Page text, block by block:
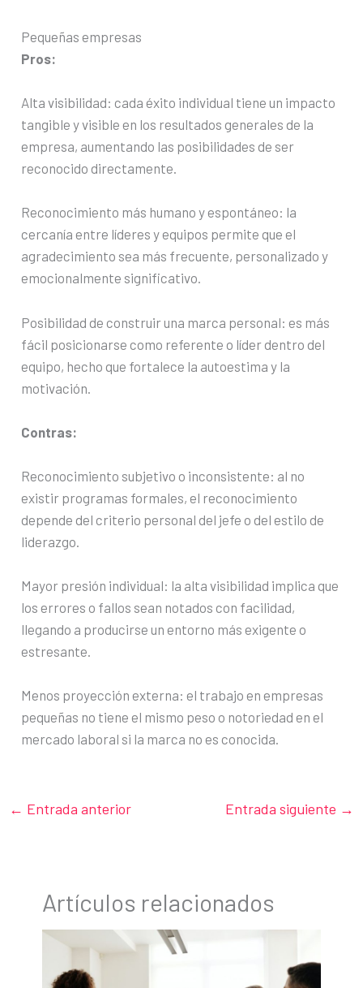
Pequeñas empresas
Pros:
Alta visibilidad: cada éxito individual tiene un impacto
tangible y visible en los resultados generales de la
empresa, aumentando las posibilidades de ser
reconocido directamente.
Reconocimiento más humano y espontáneo: la
cercanía entre líderes y equipos permite que el
agradecimiento sea más frecuente, personalizado y
emocionalmente significativo.
Posibilidad de construir una marca personal: es más
fácil posicionarse como referente o líder dentro del
equipo, hecho que fortalece la autoestima y la
motivación.
Contras:
Reconocimiento subjetivo o inconsistente: al no
existir programas formales, el reconocimiento
depende del criterio personal del jefe o del estilo de
liderazgo.
Mayor presión individual: la alta visibilidad implica que
los errores o fallos sean notados con facilidad,
llegando a producirse un entorno más exigente o
estresante.
Menos proyección externa: el trabajo en empresas
pequeñas no tiene el mismo peso o notoriedad en el
mercado laboral si la marca no es conocida.
← Entrada anterior Entrada siguiente →
Artículos relacionados